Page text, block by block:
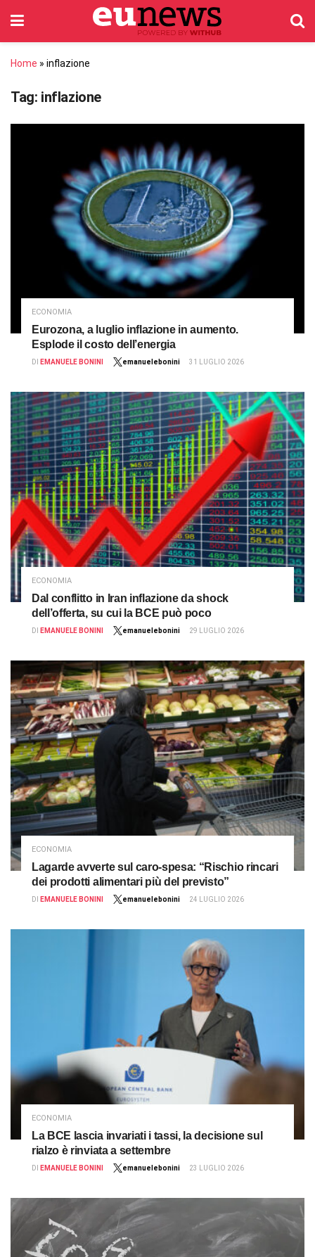
Home » inflazione
Tag: inflazione
ECONOMIA
Eurozona, a luglio inflazione in aumento.
Esplode il costo dell’energia
DI EMANUELE BONINI emanuelebonini 31 LUGLIO 2026
ECONOMIA
Dal conflitto in Iran inflazione da shock
dell’offerta, su cui la BCE può poco
DI EMANUELE BONINI emanuelebonini 29 LUGLIO 2026
ECONOMIA
Lagarde avverte sul caro-spesa: “Rischio rincari
dei prodotti alimentari più del previsto”
DI EMANUELE BONINI emanuelebonini 24 LUGLIO 2026
ECONOMIA
La BCE lascia invariati i tassi, la decisione sul
rialzo è rinviata a settembre
DI EMANUELE BONINI emanuelebonini 23 LUGLIO 2026